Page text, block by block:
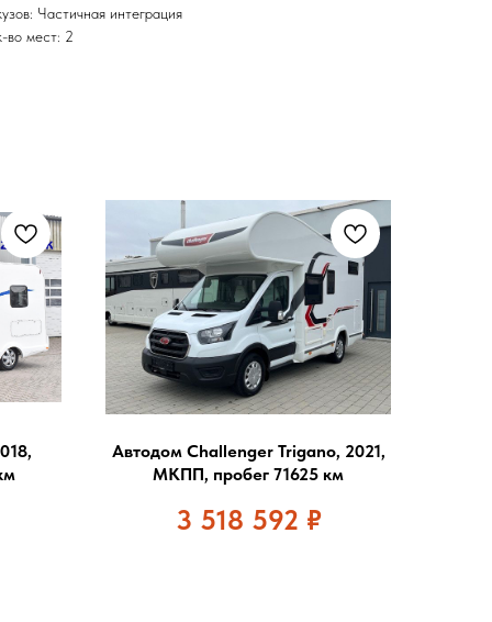
Частичная интеграция
во мест: 2
Автодом Challenger Trigano, 2021,
МКПП, пробег 71625 км
3 518 592 ₽